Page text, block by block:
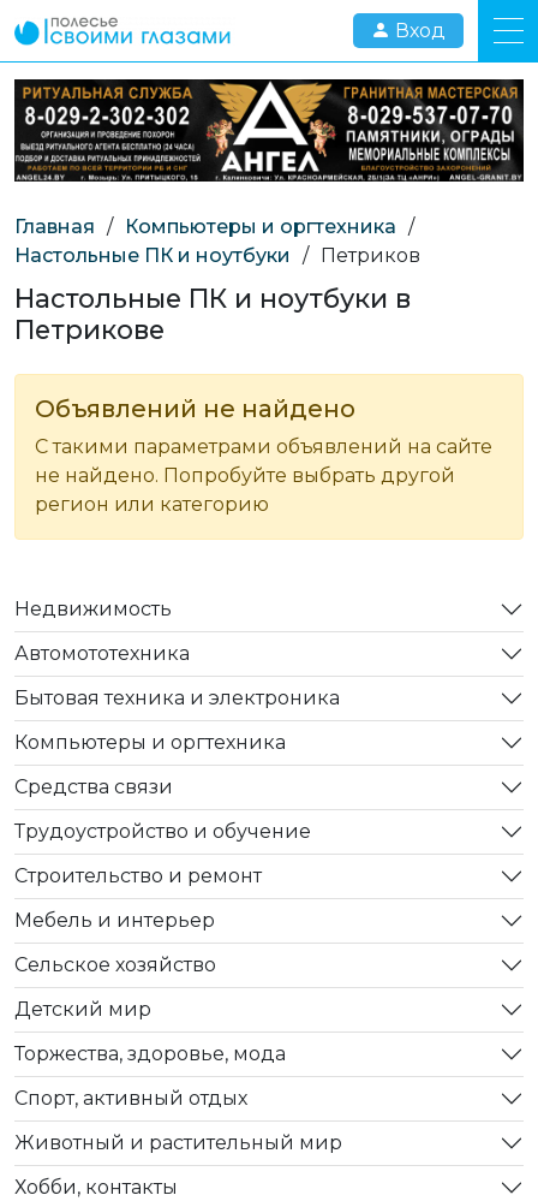
Вход
Главная / Компьютеры и оргтехника /
Настольные ПК и ноутбуки
/ Петриков
Настольные ПК и ноутбуки в
Петрикове
Объявлений не найдено
С такими параметрами объявлений на сайте
не найдено. Попробуйте выбрать другой
регион или категорию
Недвижимость
Автомототехника
Бытовая техника и электроника
Компьютеры и оргтехника
Средства связи
Трудоустройство и обучение
Строительство и ремонт
Мебель и интерьер
Сельское хозяйство
Детский мир
Торжества, здоровье, мода
Спорт, активный отдых
Животный и растительный мир
Хобби, контакты